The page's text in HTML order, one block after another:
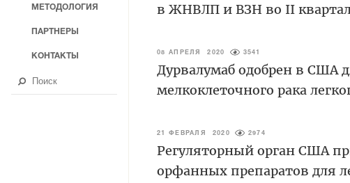
в ЖНВЛП и ВЗН во II
08 АПРЕЛЯ 2020 3541
Дурвалумаб одобрен в США
мелкоклеточного рака
21 ФЕВРАЛЯ 2020 2974
Регуляторный орган США
орфанных препаратов для
МЕТОДОЛОГИЯ
ПАРТНЕРЫ
КОНТАКТЫ